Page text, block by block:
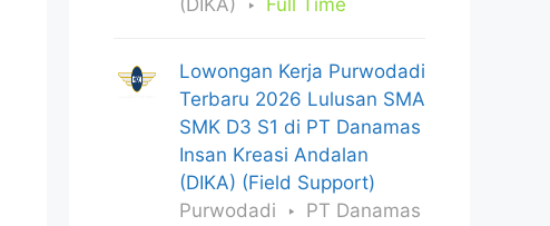
(DIKA)
Full Time
Lowongan Kerja Purwodadi
Terbaru 2026 Lulusan SMA
SMK D3 S1 di PT Danamas
Insan Kreasi Andalan
(DIKA) (Field Support)
Purwodadi
PT Danamas